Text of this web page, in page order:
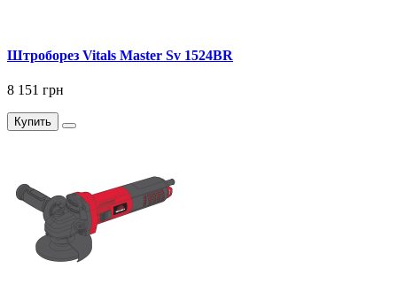
Штроборез Vitals Master Sv 1524BR
8 151 грн
Купить